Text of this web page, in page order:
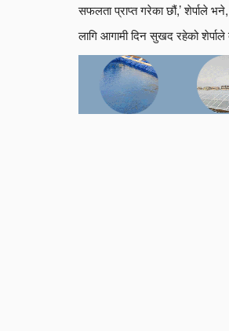
सफलता प्राप्त गरेका छौं,’ शेर्पाले
लागि आगामी दिन सुखद रहेको शेर्पाले